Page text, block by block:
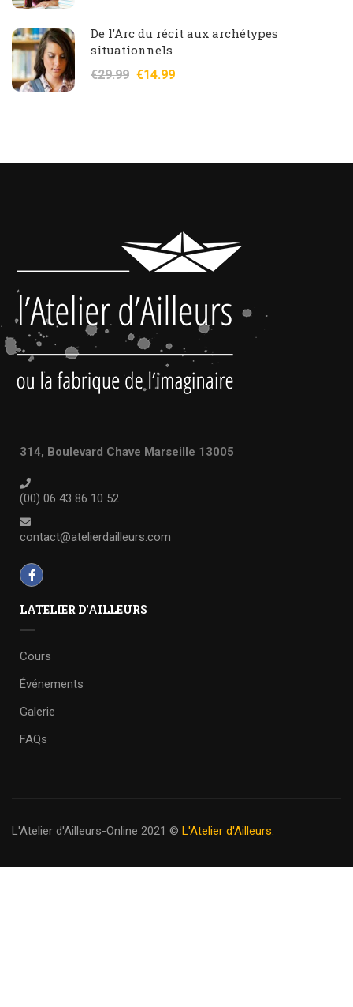
De l’Arc du récit aux archétypes
situationnels
€29.99 €14.99
314, Boulevard Chave Marseille 13005
(00) 06 43 86 10 52
contact@atelierdailleurs.com
LATELIER D'AILLEURS
Cours
Événements
Galerie
FAQs
L'Atelier d'Ailleurs-Online 2021 © L'Atelier d'Ailleurs.